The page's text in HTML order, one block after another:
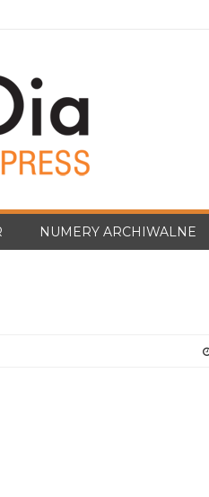
NUMERY ARCHIWALNE